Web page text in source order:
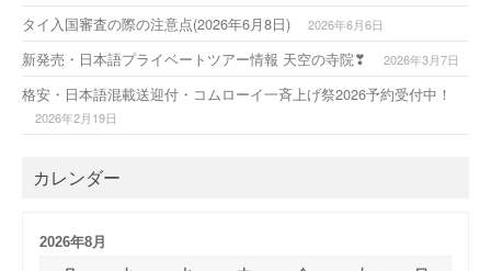
タイ入国審査の際の注意点(2026年6月8日) 2026年6月6日
新発売・日本語プライベートツアー情報 天空の寺院❣ 2026年3月7日
格安・日本語混載送迎付・コムローイ一斉上げ祭2026予約受付中！
2026年2月19日
カレンダー
2026年8月